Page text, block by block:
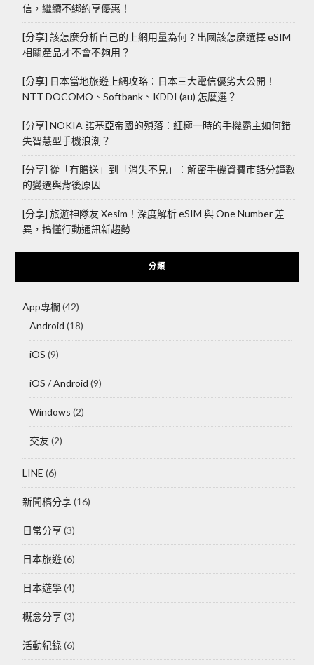
信，繼續不綁約享優惠！
[分享] 該怎麼分析自己的上網用量為何？出國該怎麼選擇 eSIM
相關產品才不會不夠用？
[分享] 日本當地旅遊上網攻略：日本三大電信優劣大公開！
NTT DOCOMO、Softbank、KDDI (au) 怎麼選？
[分享] NOKIA 諾基亞帝國的殞落：紅極一時的手機霸主如何錯
失智慧型手機浪潮？
[分享] 從「有贈送」到「消失不見」：解密手機資費市話分鐘數
的變遷與背後原因
[分享] 旅遊神隊友 Xesim！深度解析 eSIM 與 One Number 差
異，搞懂行動通訊新趨勢
分類
App專欄 (42)
Android (18)
iOS (9)
iOS / Android (9)
Windows (2)
交友 (2)
LINE (6)
新聞稿分享(16)
日常分享(3)
日本旅遊(6)
日本遊學(4)
概念分享(3)
活動紀錄(6)